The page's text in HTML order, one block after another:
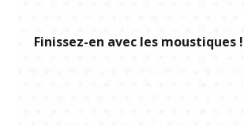
Finissez-en avec les moustiques !